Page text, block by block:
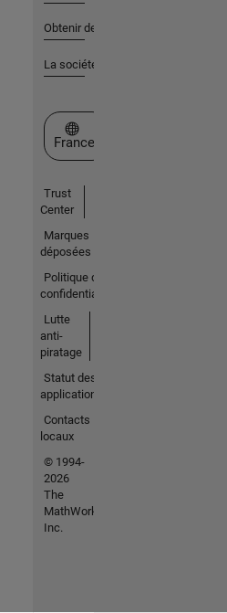
Obtenir de l'aide
La société
Sélectionner un site web
France
Trust
Center
Marques
déposées
Politique de
confidentialité
Lutte
anti-
piratage
Statut des
applications
Contacts
locaux
© 1994-
2026
The
MathWorks,
Inc.